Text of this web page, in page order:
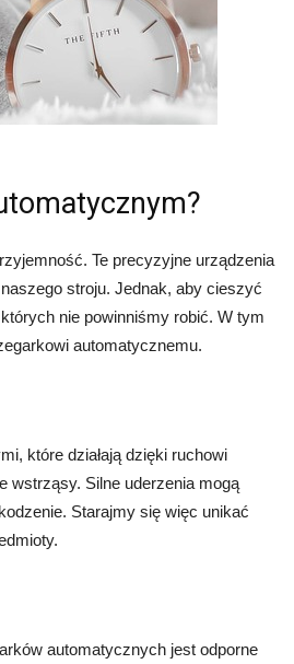
Te precyzyjne urządzenia
stroju. Jednak, aby cieszyć
nie powinniśmy robić. W tym
automatycznemu.
które działają dzięki ruchowi
wstrząsy. Silne uderzenia mogą
Starajmy się więc unikać
automatycznych jest odporne